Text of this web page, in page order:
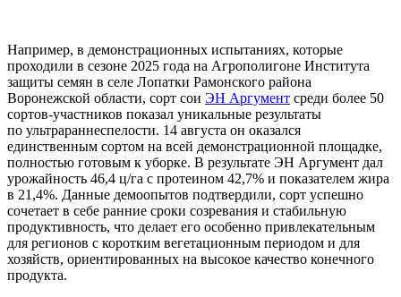
Например, в демонстрационных испытаниях, которые
проходили в сезоне 2025 года на Агрополигоне Института
защиты семян в селе Лопатки Рамонского района
Воронежской области, сорт сои ЭН Аргумент среди более 50
сортов-участников показал уникальные результаты
по ультрараннеспелости. 14 августа он оказался
единственным сортом на всей демонстрационной площадке,
полностью готовым к уборке. В результате ЭН Аргумент дал
урожайность 46,4 ц/га с протеином 42,7% и показателем жира
в 21,4%. Данные демоопытов подтвердили, сорт успешно
сочетает в себе ранние сроки созревания и стабильную
продуктивность, что делает его особенно привлекательным
для регионов с коротким вегетационным периодом и для
хозяйств, ориентированных на высокое качество конечного
продукта.